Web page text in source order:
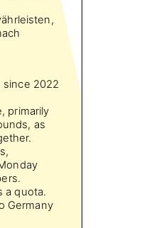
since 2022
primarily
as
a quota.
Germany